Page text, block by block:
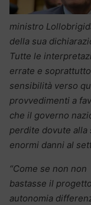
ministro
della sua
Tutte le
errate e
sensibilità verso
provvedimenti a
che il governo
perdite dovute alla
enormi danni al
“Come se non non
bastasse il
autonomia